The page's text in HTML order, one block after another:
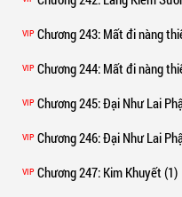
VIP Chương 243: Mất đi nàng
VIP Chương 244: Mất đi nàng
VIP Chương 245: Đại Như Lai
VIP Chương 246: Đại Như Lai
VIP Chương 247: Kim Khuyết (1)